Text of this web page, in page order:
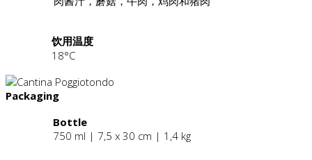
饮用温度
18°C
Packaging
Bottle
750 ml | 7,5 x 30 cm | 1,4 kg